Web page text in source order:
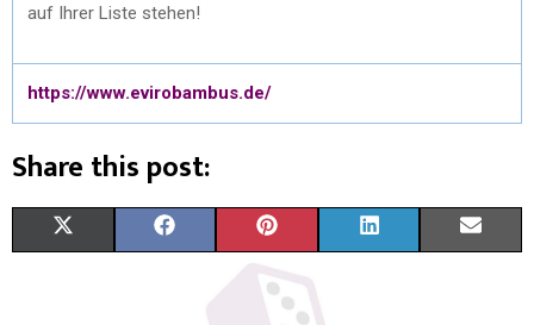
auf Ihrer Liste stehen!
https://www.evirobambus.de/
Share this post:
I
N